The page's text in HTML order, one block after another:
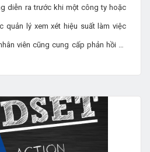
diễn ra trước khi một công ty hoặc
quản lý xem xét hiệu suất làm việc
viên cũng cung cấp phản hồi và
động, cùng những ý tưởng quan
Trong bài viết này, chúng tôi sẽ
năm là gì, các mẹo để chuẩn bị cho